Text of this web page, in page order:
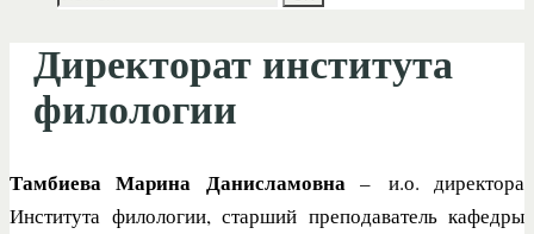
Директорат института
филологии
Тамбиева Марина Данисламовна–
и.о. директора
Института филологии, старший преподаватель кафедры